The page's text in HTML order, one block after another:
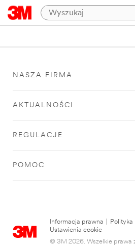
NASZA FIRMA
AKTUALNOŚCI
REGULACJE
POMOC
Informacja prawna
Ustawienia cookie
© 3M 2026. Wszelkie prawa